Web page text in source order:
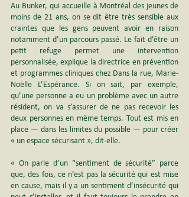
Au Bunker, qui accueille à Montréal des jeunes de
moins de 21 ans, on se dit être très sensible aux
craintes que les gens peuvent avoir en raison
notamment d’un parcours passé. Le fait d’être un
petit refuge permet une intervention
personnalisée, explique la directrice en prévention
et programmes cliniques chez Dans la rue, Marie-
Noëlle L’Espérance. Si on sait, par exemple,
qu’une personne a eu un problème avec un autre
résident, on va s’assurer de ne pas recevoir les
deux personnes en même temps. Tout est mis en
place — dans les limites du possible — pour créer
« un espace sécurisant », dit-elle.
« On parle d’un “sentiment de sécurité” parce
que, des fois, ce n’est pas la sécurité qui est mise
en cause, mais il y a un sentiment d’insécurité qui